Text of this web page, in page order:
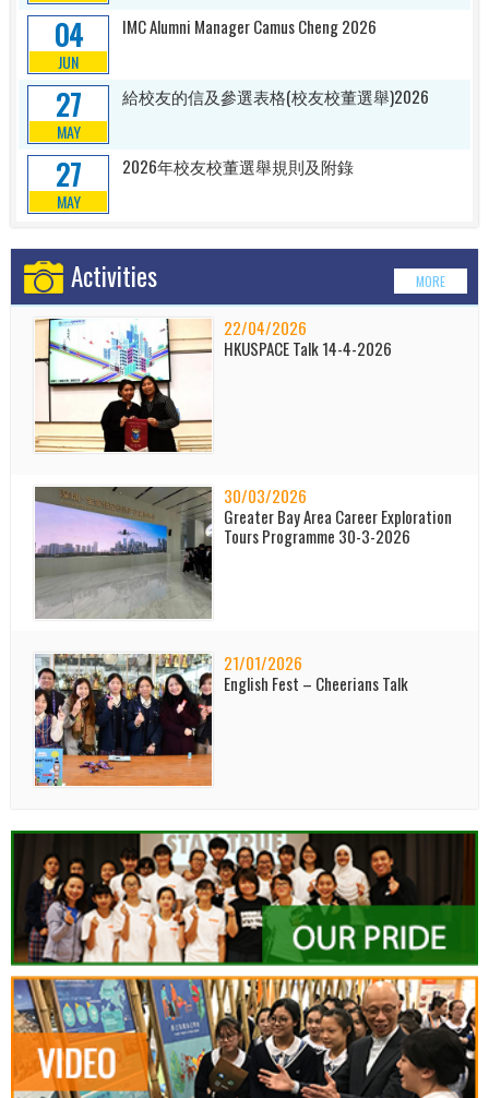
04
JUN
IMC Alumni Manager Camus Cheng 2026
27
MAY
給校友的信及參選表格(校友校董選舉)2026
27
MAY
2026年校友校董選舉規則及附錄
MORE
Activities
22/04/2026
HKUSPACE Talk 14-4-2026
30/03/2026
Greater Bay Area Career Exploration
Tours Programme 30-3-2026
21/01/2026
English Fest – Cheerians Talk